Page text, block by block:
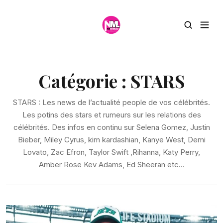
Catégorie : STARS
STARS : Les news de l’actualité people de vos célébrités.
Les potins des stars et rumeurs sur les relations des
célébrités. Des infos en continu sur Selena Gomez, Justin
Bieber, Miley Cyrus, kim kardashian, Kanye West, Demi
Lovato, Zac Efron, Taylor Swift ,Rihanna, Katy Perry,
Amber Rose Kev Adams, Ed Sheeran etc…